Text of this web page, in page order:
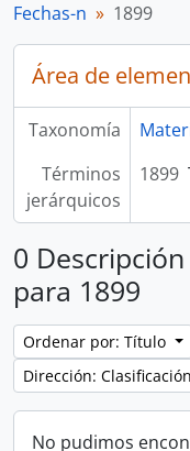
Fechas-n 1899
Área de
Taxonomía
Términos
jerárquicos
1899
0
para 1899
Ordenar por: Título
Dirección:
No pudimos